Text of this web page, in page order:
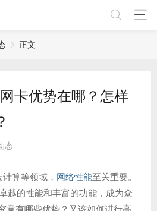
正文
卡优势在哪？怎样
态
算等领域， 网络性能至关重要。
越的性能和丰富的功能，成为众
竟有哪些优势？又该如何进行高